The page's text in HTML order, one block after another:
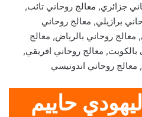
جزائري, معالج روحاني تائب,
برازيلي, معالج روحاني
روحاني بالرياض, معالج
بالكويت, معالج روحاني افريقي,
معالج روحاني اندونيسي
حاييم